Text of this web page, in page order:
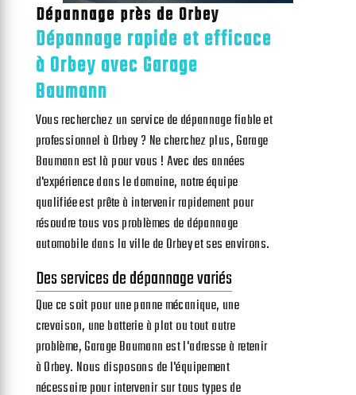
Dépannage près de Orbey
Dépannage rapide et efficace
à Orbey avec Garage
Baumann
Vous recherchez un service de dépannage fiable et
professionnel à Orbey ? Ne cherchez plus, Garage
Baumann est là pour vous ! Avec des années
d'expérience dans le domaine, notre équipe
qualifiée est prête à intervenir rapidement pour
résoudre tous vos problèmes de dépannage
automobile dans la ville de Orbey et ses environs.
Des services de dépannage variés
Que ce soit pour une panne mécanique, une
crevaison, une batterie à plat ou tout autre
problème, Garage Baumann est l'adresse à retenir
à Orbey. Nous disposons de l'équipement
nécessaire pour intervenir sur tous types de